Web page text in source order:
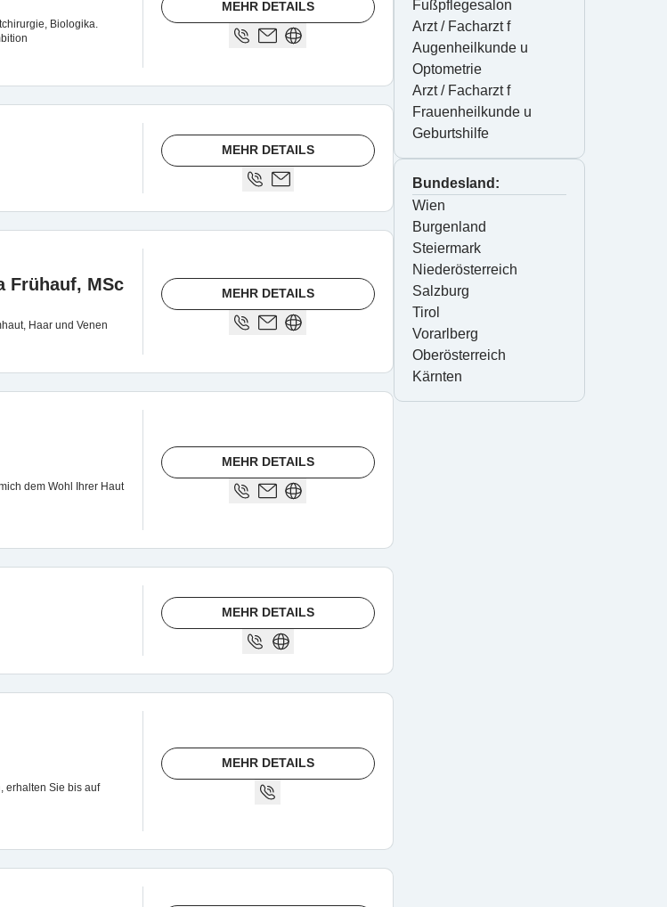
Biologika.
MEHR DETAILS
MEHR DETAILS
Frühauf, MSc
Haar und Venen
MEHR DETAILS
dem Wohl Ihrer Haut
MEHR DETAILS
MEHR DETAILS
erhalten Sie bis auf
MEHR DETAILS
Fußpflegesalon
Arzt / Facharzt f
Augenheilkunde u
Optometrie
Arzt / Facharzt f
Frauenheilkunde u
Geburtshilfe
Bundesland:
Wien
Burgenland
Steiermark
Niederösterreich
Salzburg
Tirol
Vorarlberg
Oberösterreich
Kärnten